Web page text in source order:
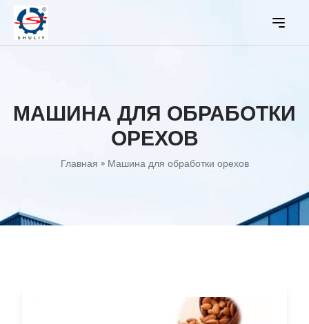
МАШИНА ДЛЯ ОБРАБОТКИ
ОРЕХОВ
Главная » Машина для обработки орехов